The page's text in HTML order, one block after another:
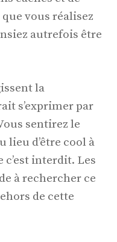
vous réalisez
autrefois être
la
s’exprimer par
sentirez le
lieu d’être cool à
c’est interdit. Les
à rechercher ce
de cette